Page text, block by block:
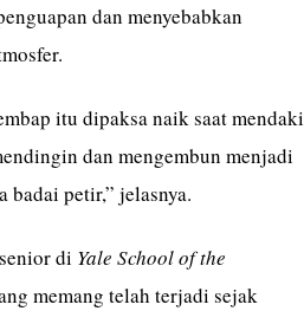
dan menyebabkan
itu dipaksa naik saat mendaki
dan mengembun menjadi
badai petir,” jelasnya.
di Yale School of the
memang telah terjadi sejak